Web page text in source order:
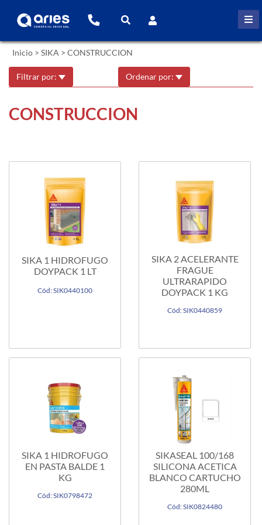
Inicio > SIKA > CONSTRUCCION
Filtrar por: Ordenar por:
CONSTRUCCION
SIKA 1 HIDROFUGO
DOYPACK 1 LT
Cód: SIK0440100
SIKA 2 ACELERANTE
FRAGUE
ULTRARAPIDO
DOYPACK 1 KG
Cód: SIK0440859
SIKA 1 HIDROFUGO
EN PASTA BALDE 1
KG
Cód: SIK0798472
SIKASEAL 100/168
SILICONA ACETICA
BLANCO CARTUCHO
280ML
Cód: SIK0824480